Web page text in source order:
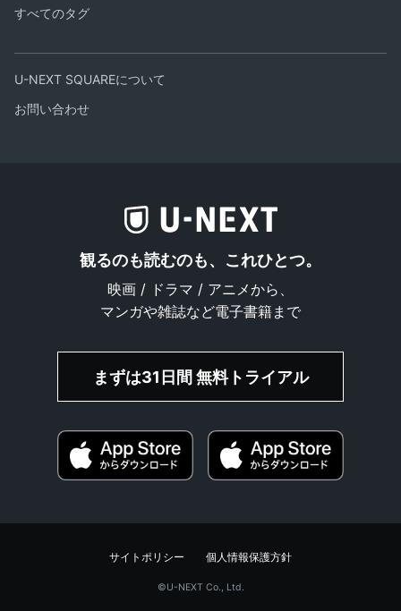
すべてのタグ
U-NEXT SQUAREについて
お問い合わせ
観るのも読むのも、これひとつ。
映画 / ドラマ / アニメから、
マンガや雑誌など電子書籍まで
まずは31日間 無料トライアル
サイトポリシー 個人情報保護方針
©︎U-NEXT Co., Ltd.